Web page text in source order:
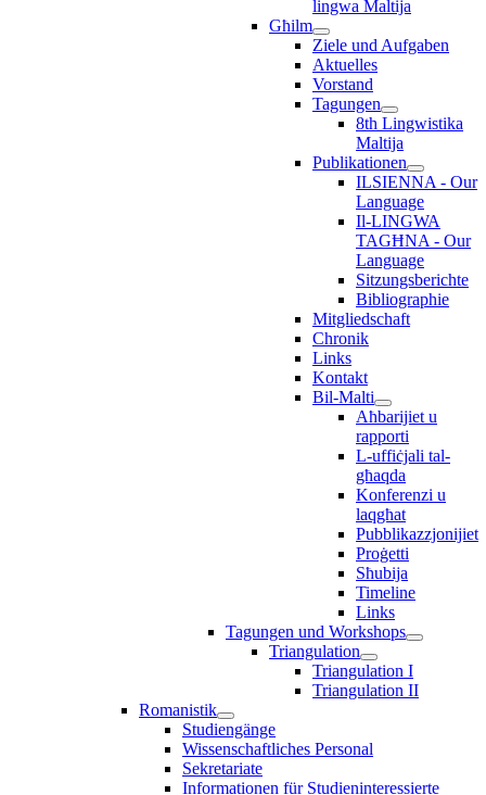
lingwa Maltija
Għilm
Ziele und Aufgaben
Aktuelles
Vorstand
Tagungen
8th Lingwistika
Maltija
Publikationen
ILSIENNA - Our
Language
Il-LINGWA
TAGĦNA - Our
Language
Sitzungsberichte
Bibliographie
Mitgliedschaft
Chronik
Links
Kontakt
Bil-Malti
Aħbarijiet u
rapporti
L-uffiċjali tal-
għaqda
Konferenzi u
laqgħat
Pubblikazzjonijiet
Proġetti
Sħubija
Timeline
Links
Tagungen und Workshops
Triangulation
Triangulation I
Triangulation II
Romanistik
Studiengänge
Wissenschaftliches Personal
Sekretariate
Informationen für Studieninteressierte